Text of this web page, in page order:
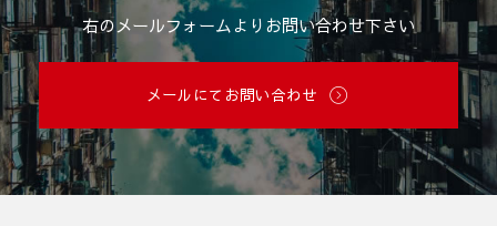
右のメールフォームよりお問い合わせ下さい
メールにてお問い合わせ